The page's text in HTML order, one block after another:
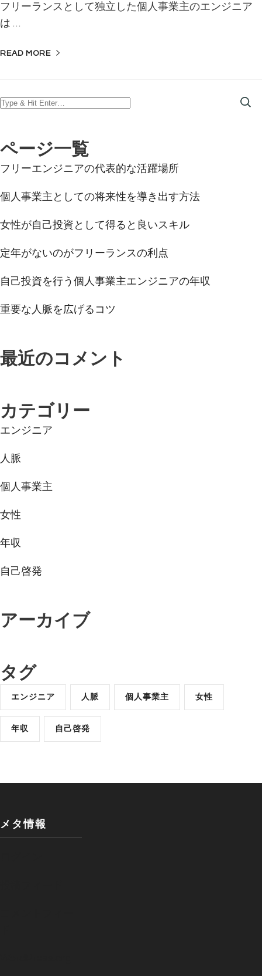
フリーランスとして独立した個人事業主のエンジニア
は …
READ MORE
Looking
ページ一覧
フリーエンジニアの代表的な活躍場所
個人事業主としての将来性を導き出す方法
女性が自己投資として得ると良いスキル
定年がないのがフリーランスの利点
自己投資を行う個人事業主エンジニアの年収
重要な人脈を広げるコツ
最近のコメント
カテゴリー
エンジニア
人脈
個人事業主
女性
年収
自己啓発
アーカイブ
タグ
エンジニア 人脈 個人事業主 女性
年収 自己啓発
メタ情報